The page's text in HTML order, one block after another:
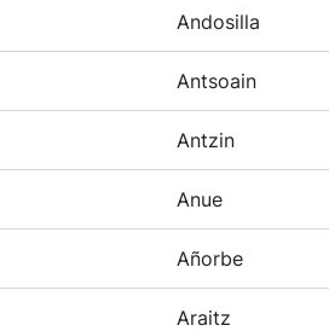
Andosilla
Antsoain
Antzin
Anue
Añorbe
Araitz